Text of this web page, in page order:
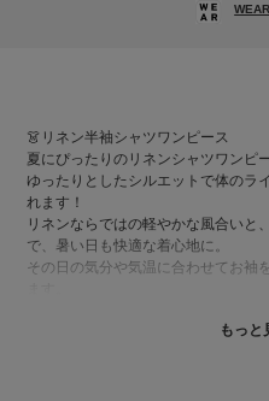
WEAR
👗リネン半袖シャツワンピース
夏にぴったりのリネンシャツワンピー
ゆったりとしたシルエットで体のラ
れます！
リネンならではの軽やかな風合いと
で、暑い日も快適な着心地に。
その日の気分や気温に合わせてお袖
もっと